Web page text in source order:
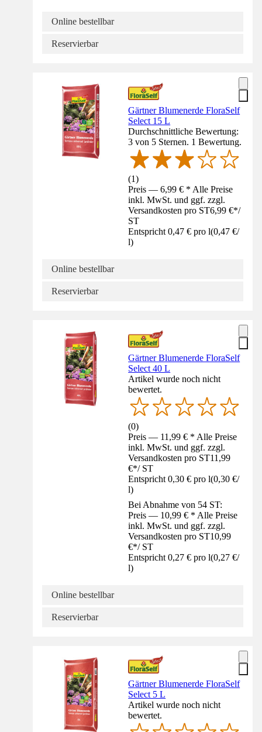
Online bestellbar
Reservierbar
Gärtner Blumenerde FloraSelf
Select 15 L
Durchschnittliche Bewertung:
3 von 5 Sternen. 1 Bewertung.
(1)
Preis — 6,99 € * Alle Preise
inkl. MwSt. und ggf. zzgl.
Versandkosten pro ST6,99 €*/
ST
Entspricht 0,47 € pro l(0,47 €/
l)
Online bestellbar
Reservierbar
Gärtner Blumenerde FloraSelf
Select 40 L
Artikel wurde noch nicht
bewertet.
(0)
Preis — 11,99 € * Alle Preise
inkl. MwSt. und ggf. zzgl.
Versandkosten pro ST11,99
€*/ ST
Entspricht 0,30 € pro l(0,30 €/
l)
Bei Abnahme von 54 ST:
Preis — 10,99 € * Alle Preise
inkl. MwSt. und ggf. zzgl.
Versandkosten pro ST10,99
€*/ ST
Entspricht 0,27 € pro l(0,27 €/
l)
Online bestellbar
Reservierbar
Gärtner Blumenerde FloraSelf
Select 5 L
Artikel wurde noch nicht
bewertet.